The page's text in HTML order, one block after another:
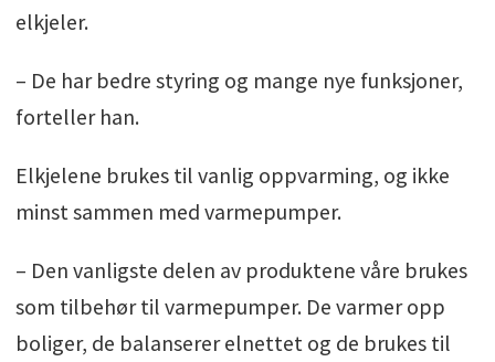
elkjeler.
– De har bedre styring og mange nye funksjoner,
forteller han.
Elkjelene brukes til vanlig oppvarming, og ikke
minst sammen med varmepumper.
– Den vanligste delen av produktene våre brukes
som tilbehør til varmepumper. De varmer opp
boliger, de balanserer elnettet og de brukes til